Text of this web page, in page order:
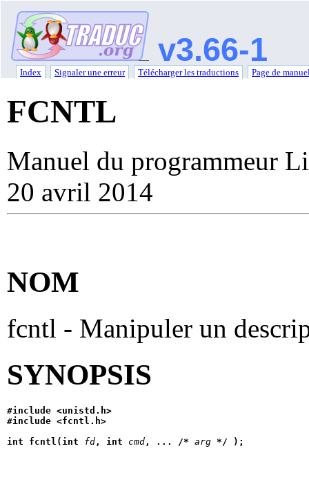
v3.66-1
Index Signaler une erreur Télécharger les traductions Page de
FCNTL
Manuel du programmeur
20 avril 2014
NOM
fcntl - Manipuler un
SYNOPSIS
#include <unistd.h>
#include <fcntl.h>
int fcntl(int fd , int cmd , ... /* arg */ );